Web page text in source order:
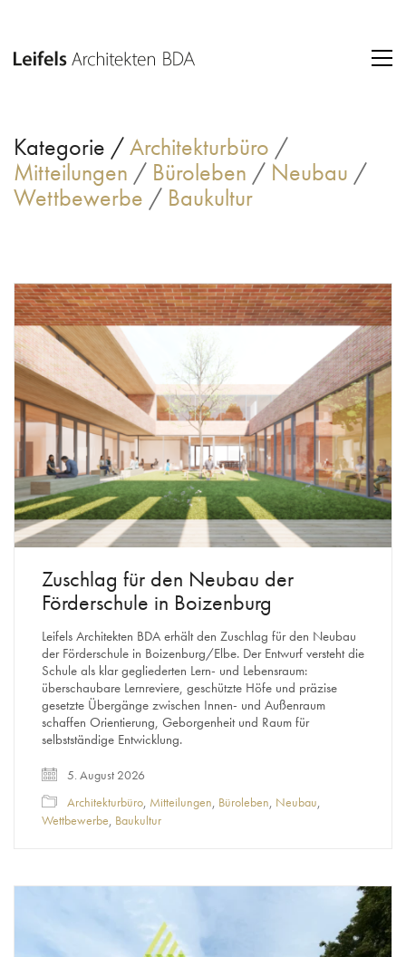
Kategorie /Architekturbüro /
Mitteilungen / Büroleben / Neubau /
Wettbewerbe / Baukultur
Zuschlag für den Neubau der
Förderschule in Boizenburg
Leifels Architekten BDA erhält den Zuschlag für den Neubau
der Förderschule in Boizenburg/Elbe. Der Entwurf versteht die
Schule als klar gegliederten Lern- und Lebensraum:
überschaubare Lernreviere, geschützte Höfe und präzise
gesetzte Übergänge zwischen Innen- und Außenraum
schaffen Orientierung, Geborgenheit und Raum für
selbstständige Entwicklung.
5. August 2026
Architekturbüro, Mitteilungen, Büroleben, Neubau,
Wettbewerbe, Baukultur